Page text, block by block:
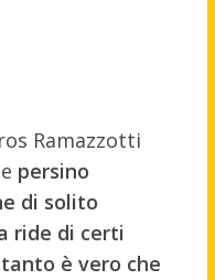
Ramazzotti
persino
di solito
ride di certi
è vero che